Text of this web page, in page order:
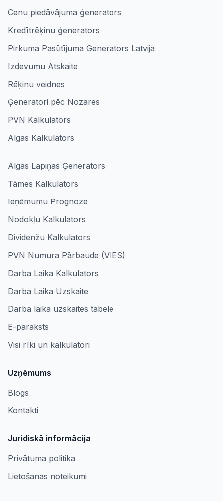
Cenu piedāvājuma ģenerators
Kredītrēķinu ģenerators
Pirkuma Pasūtījuma Generators Latvija
Izdevumu Atskaite
Rēķinu veidnes
Ģeneratori pēc Nozares
PVN Kalkulators
Algas Kalkulators
Algas Lapiņas Ģenerators
Tāmes Kalkulators
Ieņēmumu Prognoze
Nodokļu Kalkulators
Dividenžu Kalkulators
PVN Numura Pārbaude (VIES)
Darba Laika Kalkulators
Darba Laika Uzskaite
Darba laika uzskaites tabele
E-paraksts
Visi rīki un kalkulatori
Uzņēmums
Blogs
Kontakti
Juridiskā informācija
Privātuma politika
Lietošanas noteikumi